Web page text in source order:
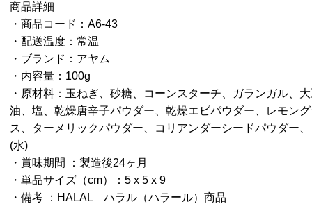
商品詳細
・商品コード：A6-43
・配送温度：常温
・ブランド：アヤム
・内容量：100g
・原材料：玉ねぎ、砂糖、コーンスターチ、ガランガル、
油、塩、乾燥唐辛子パウダー、乾燥エビパウダー、レモン
ス、ターメリックパウダー、コリアンダーシードパウダー、
(水)
・賞味期間 ：製造後24ヶ月
・単品サイズ（cm）：5 x 5 x 9
・備考 ：HALAL ハラル（ハラール）商品